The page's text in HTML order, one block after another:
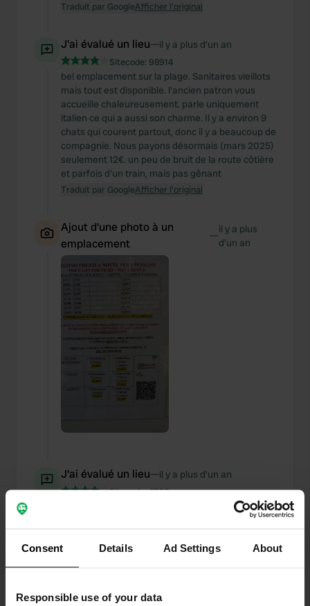
Consent Details Ad Settings About
Responsible use of your data
Traduit par GoogleAfficher l'original
J'ai évalué un lieu—il y a plus d’un an
Sitecode: 98914
bel emplacement sur la plage. Sanitaires vieillots
mais tout est disponible. l'ancien patron vous
accueille chaleureusement. parle uniquement
italien ce qui a aussi son charme. Il y a environ 9
chats qui courent partout, donc il y a beaucoup de
compagnie. Nous payons désormais (mars 2025)
seulement 12€. un peu de bruit de la route côtière
et parfois d'un train, mais pas gênant
Traduit par GoogleAfficher l'original
Ajout d'une photo à un
emplacement
—il y a plus
d’un an
J'ai évalué un lieu—il y a plus d’un an
Sitecode:4705
endroit idéal pour passer la nuit. Tout est là. Train
silencieux la nuit. Chemin de fer à crémaillère
payé 20 € en février
Traduit par Google
J'ai évalué un lieu—il y a plus d’un an